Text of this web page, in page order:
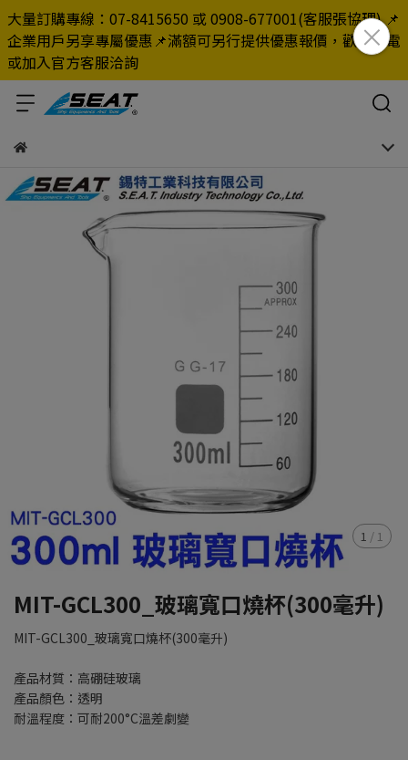
大量訂購專線：07-8415650 或 0908-677001(客服張協理) 📌
企業用戶另享專屬優惠📌滿額可另行提供優惠報價，歡迎來電
或加入官方客服洽詢
1 / 1
MIT-GCL300_玻璃寬口燒杯(300毫升)
MIT-GCL300_玻璃寬口燒杯(300毫升)
產品材質：高硼硅玻璃
產品顏色：透明
耐溫程度：可耐200°C溫差劇變